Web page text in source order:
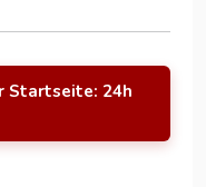
Startseite: 24h